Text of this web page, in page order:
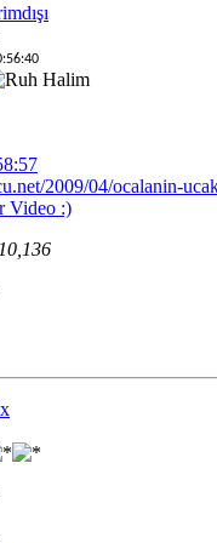
2009/04/ocalanin-
Video :)